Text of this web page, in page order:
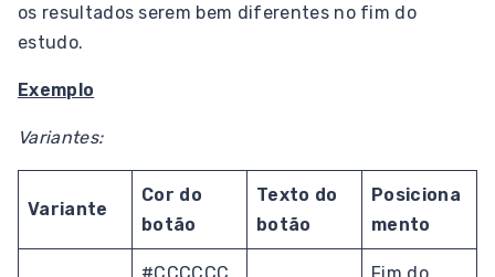
os resultados serem bem diferentes no fim do
estudo.
Exemplo
Variantes:
Variante
Cor do
botão
Texto do
botão
Posiciona
mento